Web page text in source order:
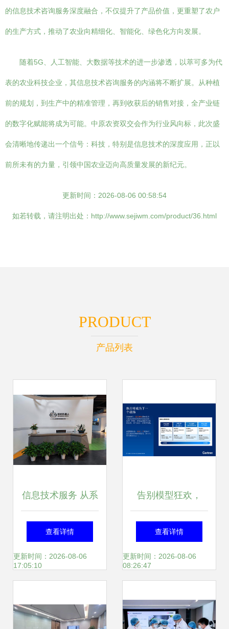
的信息技术咨询服务深度融合，不仅提升了产品价值，更重塑了农户
的生产方式，推动了农业向精细化、智能化、绿色化方向发展。
随着5G、人工智能、大数据等技术的进一步渗透，以萃可多为代
表的农业科技企业，其信息技术咨询服务的内涵将不断扩展。从种植
前的规划，到生产中的精准管理，再到收获后的销售对接，全产业链
的数字化赋能将成为可能。中原农资双交会作为行业风向标，此次盛
会清晰地传递出一个信号：科技，特别是信息技术的深度应用，正以
前所未有的力量，引领中国农业迈向高质量发展的新纪元。
更新时间：2026-08-06 00:58:54
如若转载，请注明出处：http://www.sejiwm.com/product/36.html
PRODUCT
产品列表
信息技术服务 从系
统集成到战略咨询
的转型升级
查看详情
更新时间：2026-08-06
17:05:10
告别模型狂欢，
2026企业AI决胜成
熟度与上下文工程
查看详情
更新时间：2026-08-06
08:26:47